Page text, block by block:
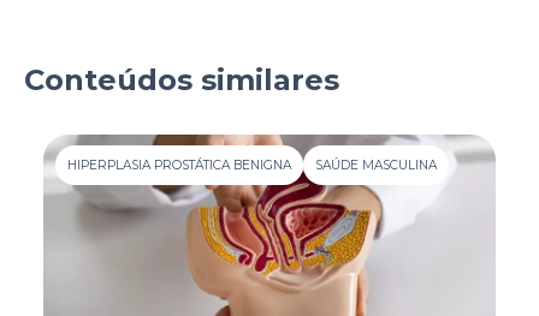
Conteúdos similares
HIPERPLASIA PROSTÁTICA BENIGNA SAÚDE MASCULINA